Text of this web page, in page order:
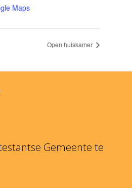
Maps
Open huiskamer
Gemeente te